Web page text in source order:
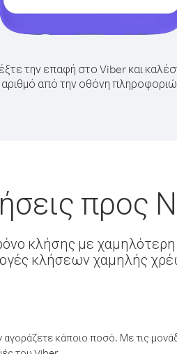
την επαφή στο Viber και
αριθμό από την οθόνη
προς
κλήσης με
κλήσεων χαμηλής
κάποιο ποσό. Με τις